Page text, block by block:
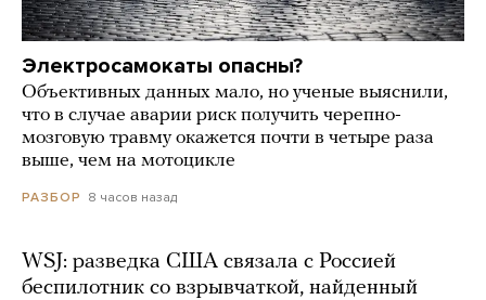
Электросамокаты опасны?
Объективных данных мало, но ученые выяснили,
что в случае аварии риск получить черепно-
мозговую травму окажется почти в четыре раза
выше, чем на мотоцикле
РАЗБОР 8 часов назад
WSJ: разведка США связала с Россией
беспилотник со взрывчаткой, найденный